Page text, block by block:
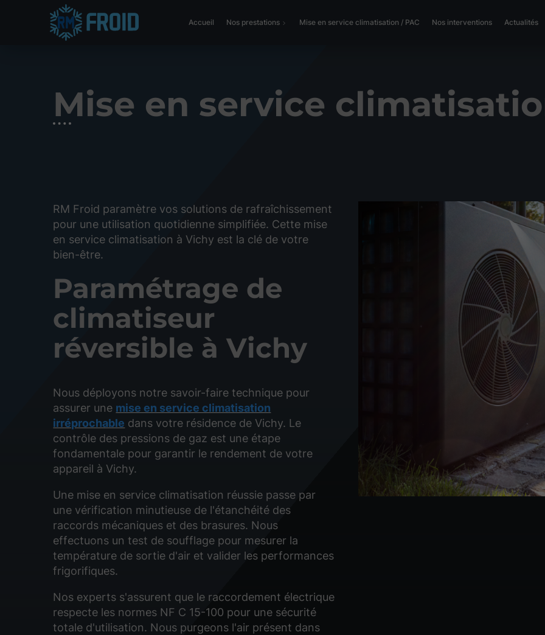
Accueil Nos prestations Mise en service climatisation / PAC Nos interventions Actualités
Mise en service
RM Froid paramètre vos solutions de rafraîchissement
pour une utilisation quotidienne simplifiée. Cette mise
en service climatisation à Vichy est la clé de votre
bien-être.
Paramétrage de
climatiseur
réversible à Vichy
Nous déployons notre savoir-faire technique pour
assurer une mise en service climatisation
irréprochable dans votre résidence de Vichy. Le
contrôle des pressions de gaz est une étape
fondamentale pour garantir le rendement de votre
appareil à Vichy.
Une mise en service climatisation réussie passe par
une vérification minutieuse de l'étanchéité des
raccords mécaniques et des brasures. Nous
effectuons un test de soufflage pour mesurer la
température de sortie d'air et valider les performances
frigorifiques.
Nos experts s'assurent que le raccordement électrique
respecte les normes NF C 15-100 pour une sécurité
totale d'utilisation. Nous purgeons l'air présent dans